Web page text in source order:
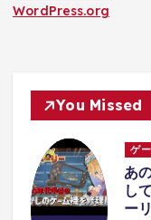
WordPress.org
You Missed
ゲ
襲
中
い